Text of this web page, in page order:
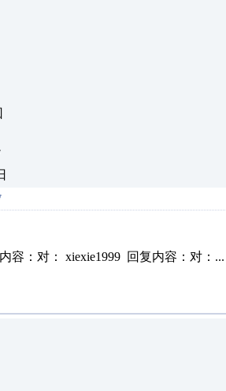
容：对： xiexie1999 回复内容：对：